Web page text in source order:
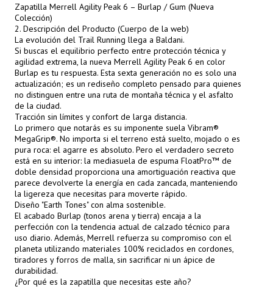
Zapatilla Merrell Agility Peak 6 – Burlap / Gum (Nueva
Colección)
2. Descripción del Producto (Cuerpo de la web)
La evolución del Trail Running llega a Baldani.
Si buscas el equilibrio perfecto entre protección técnica y
agilidad extrema, la nueva Merrell Agility Peak 6 en color
Burlap es tu respuesta. Esta sexta generación no es solo una
actualización; es un rediseño completo pensado para quienes
no distinguen entre una ruta de montaña técnica y el asfalto
de la ciudad.
Tracción sin límites y confort de larga distancia.
Lo primero que notarás es su imponente suela Vibram®
MegaGrip®. No importa si el terreno está suelto, mojado o es
pura roca: el agarre es absoluto. Pero el verdadero secreto
está en su interior: la mediasuela de espuma FloatPro™ de
doble densidad proporciona una amortiguación reactiva que
parece devolverte la energía en cada zancada, manteniendo
la ligereza que necesitas para moverte rápido.
Diseño "Earth Tones" con alma sostenible.
El acabado Burlap (tonos arena y tierra) encaja a la
perfección con la tendencia actual de calzado técnico para
uso diario. Además, Merrell refuerza su compromiso con el
planeta utilizando materiales 100% reciclados en cordones,
tiradores y forros de malla, sin sacrificar ni un ápice de
durabilidad.
¿Por qué es la zapatilla que necesitas este año?